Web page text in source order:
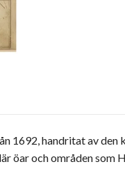
1692, handritat av
öar och områden som